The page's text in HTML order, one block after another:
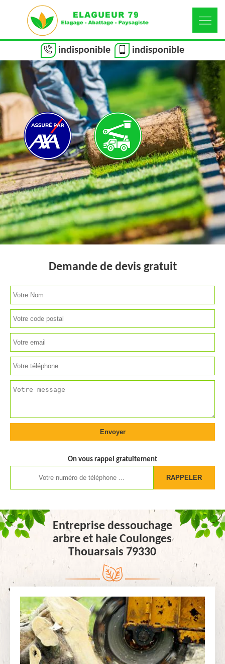
indisponible indisponible
Demande de devis gratuit
On vous rappel gratuitement
Entreprise dessouchage
arbre et haie Coulonges
Thouarsais 79330